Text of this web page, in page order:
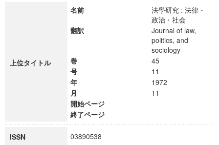
上位タイトル
名前
法學研究 : 法律・
政治・社会
翻訳
Journal of law,
politics, and
sociology
巻
45
号
11
年
1972
月
11
開始ページ
終了ページ
ISSN 03890538